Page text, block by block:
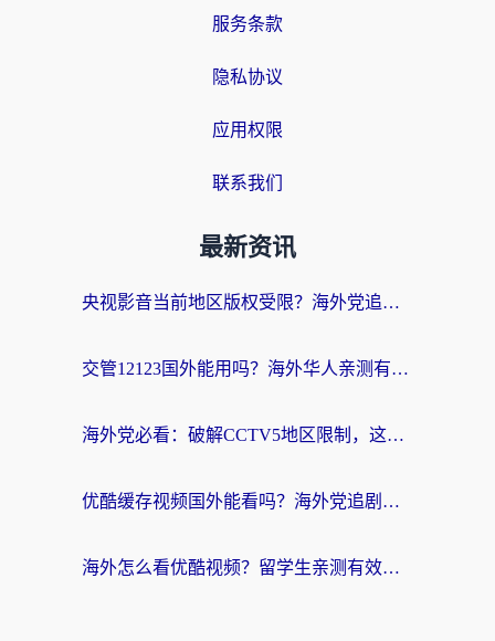
服务条款
隐私协议
应用权限
联系我们
最新资讯
央视影音当前地区版权受限？海外党追剧看片的终极解决方案来了
交管12123国外能用吗？海外华人亲测有效的回国加速器选择指南
海外党必看：破解CCTV5地区限制，这样看欧洲杯奥运直播才够爽！
优酷缓存视频国外能看吗？海外党追剧看片的终极解决方案来了
海外怎么看优酷视频？留学生亲测有效的回国加速器选择指南